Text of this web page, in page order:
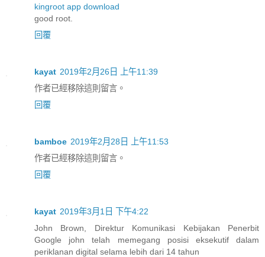
kingroot app download
good root.
回覆
kayat 2019年2月26日 上午11:39
作者已經移除這則留言。
回覆
bamboe 2019年2月28日 上午11:53
作者已經移除這則留言。
回覆
kayat 2019年3月1日 下午4:22
John Brown, Direktur Komunikasi Kebijakan Penerbit
Google john telah memegang posisi eksekutif dalam
periklanan digital selama lebih dari 14 tahun